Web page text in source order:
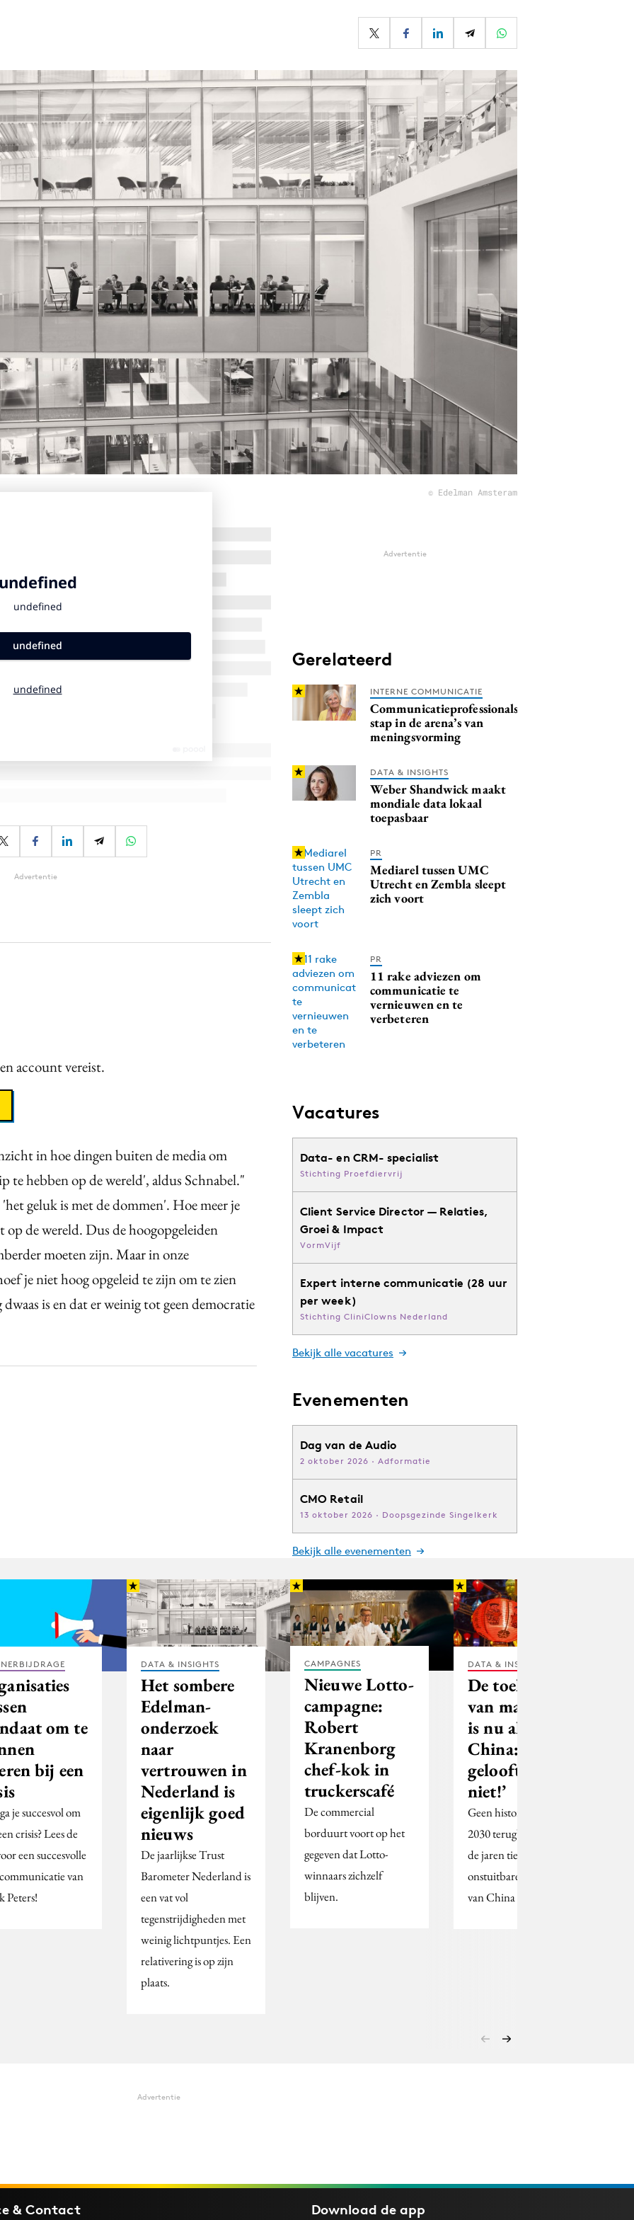
© Edelman Amsteram
Advertentie
account vereist.
in hoe dingen buiten de media om
te hebben op de wereld', aldus Schnabel."
geluk is met de dommen'. Hoe meer je
de wereld. Dus de hoogopgeleiden
moeten zijn. Maar in onze
je niet hoog opgeleid te zijn om te zien
is en dat er weinig tot geen democratie
Advertentie
Gerelateerd
INTERNE COMMUNICATIE
Communicatieprofessionals:
stap in de arena’s van
meningsvorming
DATA & INSIGHTS
Weber Shandwick maakt
mondiale data lokaal
toepasbaar
PR
Mediarel tussen UMC
Utrecht en Zembla sleept
zich voort
PR
11 rake adviezen om
communicatie te
vernieuwen en te
verbeteren
Vacatures
Data- en CRM- specialist
Stichting Proefdiervrij
Client Service Director — Relaties,
Groei & Impact
VormVijf
Expert interne communicatie (28 uur
per week)
Stichting CliniClowns Nederland
Bekijk alle vacatures
Evenementen
Dag van de Audio
2 oktober 2026 · Adformatie
CMO Retail
13 oktober 2026 · Doopsgezinde Singelkerk
Bekijk alle evenementen
om te
bij een
je succesvol om
crisis? Lees de
een succesvolle
van
Peters!
DATA & INSIGHTS
Het sombere
Edelman-
onderzoek
naar
vertrouwen in
Nederland is
eigenlijk goed
nieuws
De jaarlijkse Trust
Barometer Nederland is
een vat vol
tegenstrijdigheden met
weinig lichtpuntjes. Een
relativering is op zijn
plaats.
CAMPAGNES
Nieuwe Lotto-
campagne:
Robert
Kranenborg
chef-kok in
truckerscafé
De commercial
borduurt voort op het
gegeven dat Lotto-
winnaars zichzelf
blijven.
DATA & INSIGHTS
De toekomst
van marketing
is nu al in
China: ‘Je
gelooft je ogen
niet!’
Geen historicus kan in
2030 terugblikken op
de jaren tien zonder de
onstuitbare opkomst
van China te noemen.
Advertentie
& Contact Download deapp